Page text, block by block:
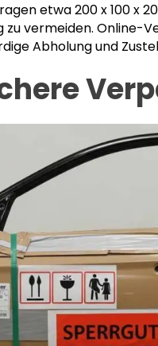
etwa 200 x 100 x
zu vermeiden. Online-
Abholung und